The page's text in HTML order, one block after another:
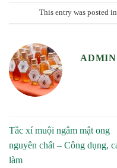
This entry was posted in
ADMIN
Tắc xí muội ngâm mật ong
nguyên chất – Công dụng,
làm